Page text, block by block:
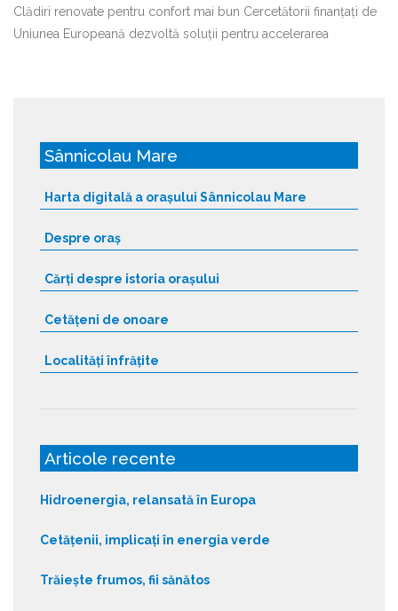
Clădiri renovate pentru confort mai bun Cercetătorii finanțați de
Uniunea Europeană dezvoltă soluții pentru accelerarea
Sânnicolau Mare
Harta digitală a orașului Sânnicolau Mare
Despre oraș
Cărți despre istoria orașului
Cetățeni de onoare
Localități înfrățite
Articole recente
Hidroenergia, relansată în Europa
Cetățenii, implicați în energia verde
Trăiește frumos, fii sănătos